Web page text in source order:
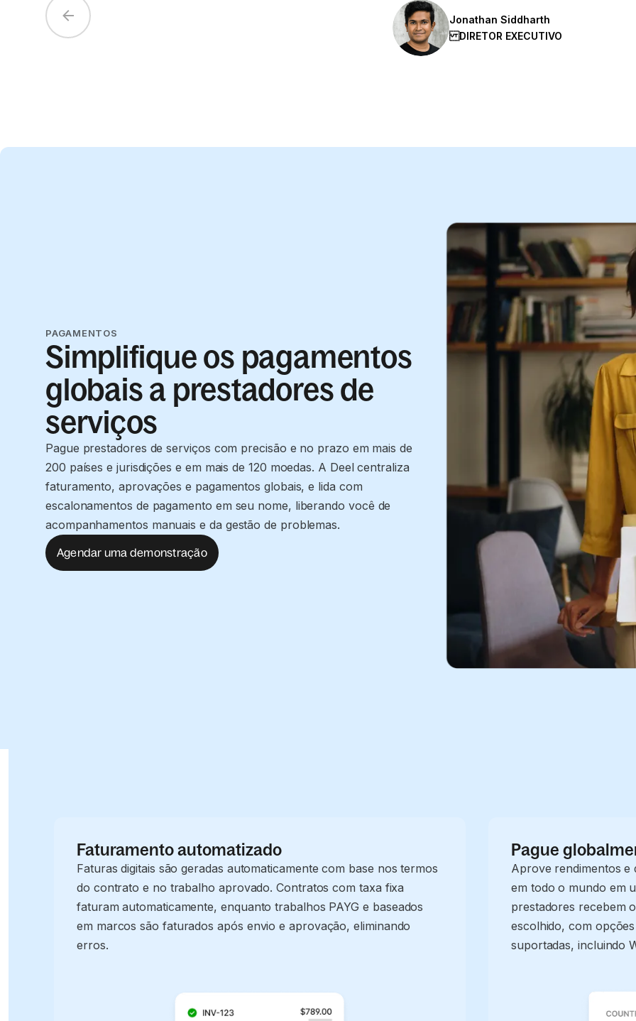
Jonathan Siddharth
DIRETOR EXECUTIVO
PAGAMENTOS
Simplifique os pagamentos
globais a prestadores de
serviços
Pague prestadores de serviços com precisão e no prazo em mais de
200 países e jurisdições e em mais de 120 moedas. A Deel centraliza
faturamento, aprovações e pagamentos globais, e lida com
escalonamentos de pagamento em seu nome, liberando você de
acompanhamentos manuais e da gestão de problemas.
Agendar uma demonstração
Faturamento automatizado
Faturas digitais são geradas automaticamente com base nos termos
do contrato e no trabalho aprovado. Contratos com taxa fixa
faturam automaticamente, enquanto trabalhos PAYG e baseados
em marcos são faturados após envio e aprovação, eliminando
erros.
Pague
Aprove rendimentos e
em todo o mundo em
prestadores recebem
escolhido, com
suportadas, incluindo